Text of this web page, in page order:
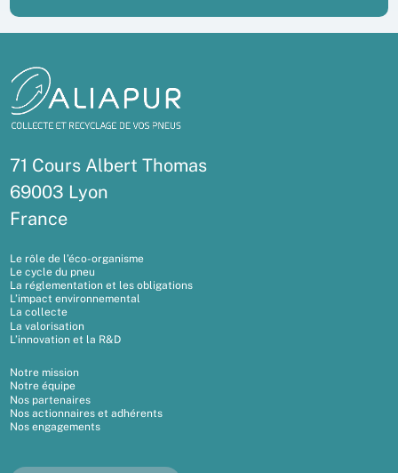
71 Cours Albert Thomas
69003 Lyon
France
Le rôle de l’éco-organisme
Le cycle du pneu
La réglementation et les obligations
L’impact environnemental
La collecte
La valorisation
L’innovation et la R&D
Notre mission
Notre équipe
Nos partenaires
Nos actionnaires et adhérents
Nos engagements